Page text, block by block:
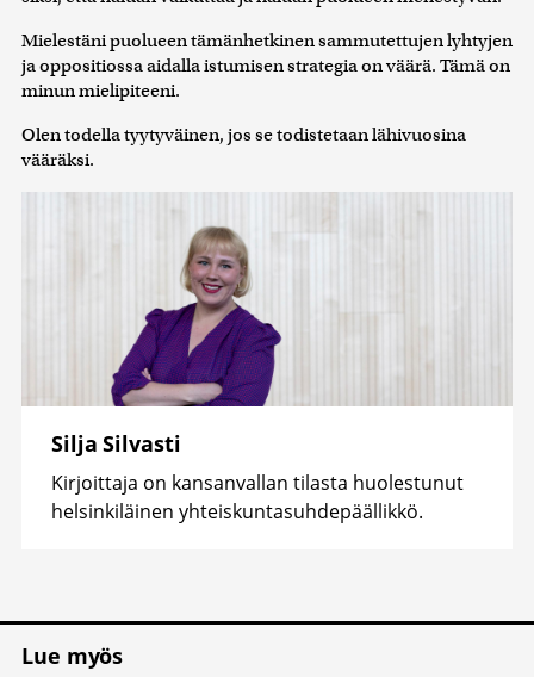
Mielestäni puolueen tämänhetkinen sammutettujen lyhtyjen
ja oppositiossa aidalla istumisen strategia on väärä. Tämä on
minun mielipiteeni.
Olen todella tyytyväinen, jos se todistetaan lähivuosina
vääräksi.
Silja Silvasti
Kirjoittaja on kansanvallan tilasta huolestunut
helsinkiläinen yhteiskuntasuhdepäällikkö.
Lue myös